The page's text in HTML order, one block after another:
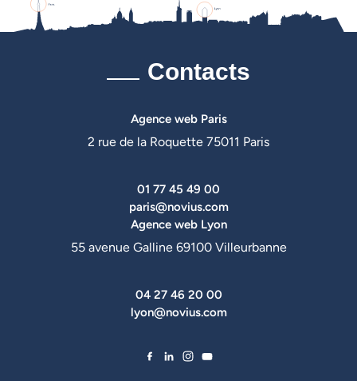
Contacts
Agence web Paris
2 rue de la Roquette 75011 Paris
01 77 45 49 00
paris@novius.com
Agence web Lyon
55 avenue Galline 69100 Villeurbanne
04 27 46 20 00
lyon@novius.com